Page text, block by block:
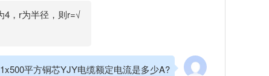
4，r为半径，则r=√
平方铜芯YJY电缆额定电流是多少A?